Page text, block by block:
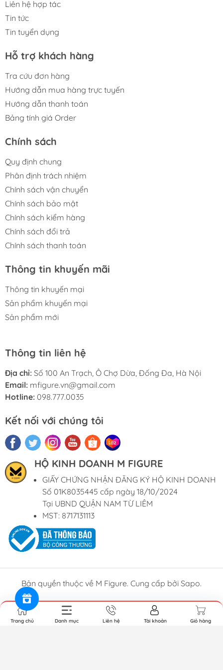
Liên hệ hợp tác
Tin tức
Tin tuyển dụng
Hỗ trợ khách hàng
Tra cứu đơn hàng
Hướng dẫn mua hàng trực tuyến
Hướng dẫn thanh toán
Bảng tính giá Order
Chính sách
Quy định chung
Phân định trách nhiệm
Chính sách vận chuyển
Chính sách bảo mật
Chính sách kiểm hàng
Chính sách đổi trả
Chính sách thanh toán
Thông tin khuyến mãi
Thông tin khuyến mại
Sản phẩm khuyến mại
Sản phẩm mới
Thông tin liên hệ
Địa chỉ: Số 100 An Trạch, Ô Chợ Dừa, Đống Đa, Hà Nội
Email: mfigure.vn@gmail.com
Hotline: 098.777.0035
Kết nối với chúng tôi
HỘ KINH DOANH M FIGURE
GIẤY CHỨNG NHẬN ĐĂNG KÝ HỘ KINH DOANH
Số 01K8035445 cấp ngày 18/10/2024
Tại UBND QUẬN NAM TỪ LIÊM
MST: 8717131113
Bản quyền thuộc về M Figure. Cung cấp bởi Sapo.
Trang chủ Danh mục Liên hệ Tài khoản Giỏ hàng